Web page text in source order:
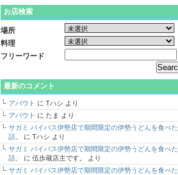
お店検索
場所
料理
フリーワード
最新のコメント
アバウト に Tハシ より
アバウト に たま より
サガミ バイパス伊勢店で期間限定の伊勢うどんを食べた
話。
に Tハシ より
サガミ バイパス伊勢店で期間限定の伊勢うどんを食べた
話。
に 伍歩蔵店主です。
より
サガミ バイパス伊勢店で期間限定の伊勢うどんを食べた